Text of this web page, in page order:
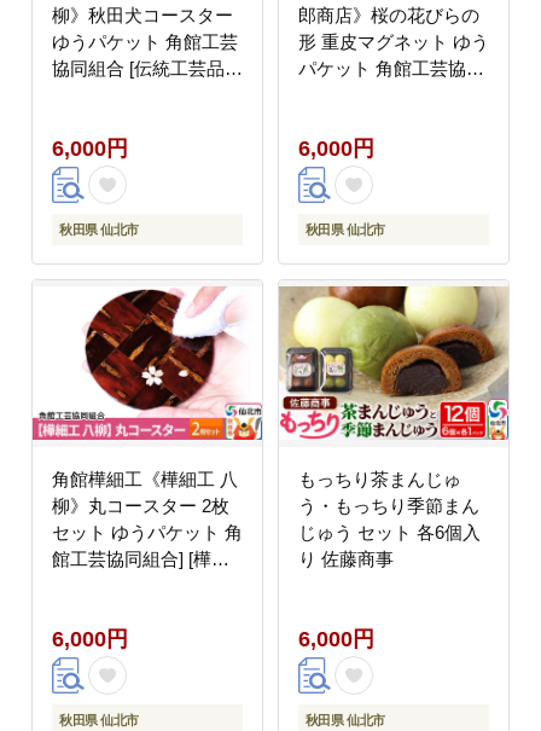
柳》秋田犬コースター
ゆうパケット 角館工芸
協同組合 [伝統工芸品
ザイク]
6,000円
秋田県 仙北市
郎商店》桜の花びらの
形 重皮マグネット ゆう
パケット 角館工芸協同
かばざいく カバザイク]
6,000円
秋田県 仙北市
角館樺細工《樺細工 八
柳》丸コースター 2枚
セット ゆうパケット 角
館工芸協同組合] [樺細
市]
6,000円
秋田県 仙北市
もっちり茶まんじゅ
う・もっちり季節まん
じゅう セット 各6個入
り 佐藤商事
6,000円
秋田県 仙北市